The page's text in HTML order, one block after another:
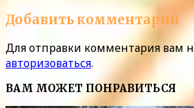
Добавить комментарий
Для отправки комментария вам
авторизоваться.
ВАМ МОЖЕТ ПОНРАВИТЬСЯ